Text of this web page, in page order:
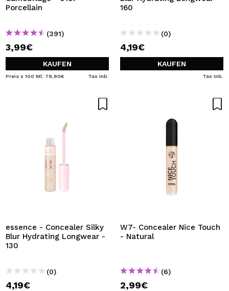
Porcellain
(391)
3,99€
KAUFEN
Preis x 100 Ml: 79,80€ Tax Inb.
160
(0)
4,19€
KAUFEN
Tax Inb.
essence - Concealer Silky
Blur Hydrating Longwear -
130
(0)
4,19€
W7- Concealer Nice Touch
- Natural
(6)
2,99€